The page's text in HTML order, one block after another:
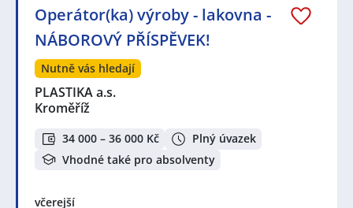
Operátor(ka) výroby - lakovna -
NÁBOROVÝ PŘÍSPĚVEK!
Nutně vás hledají
PLASTIKA a.s.
Kroměříž
34 000 – 36 000 Kč
Plný úvazek
Vhodné také pro absolventy
včerejší